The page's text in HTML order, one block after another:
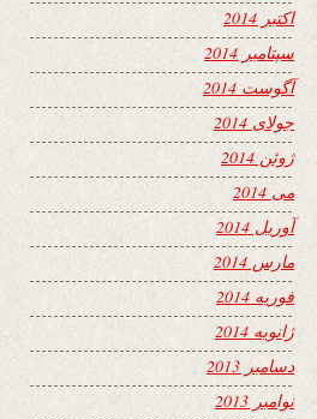
اکتبر 2014
سپتامبر 2014
آگوست 2014
جولای 2014
ژوئن 2014
می 2014
آوریل 2014
مارس 2014
فوریه 2014
ژانویه 2014
دسامبر 2013
نوامبر 2013